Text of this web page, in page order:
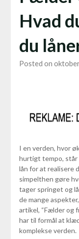
Hvad
du
Posted on
I en verden, hvor
hurtigt tempo, står
lån for at realisere
simpelthen gøre
tager springet og
de mange
artikel, “Fælder og
har til formål at
komplekse verden.